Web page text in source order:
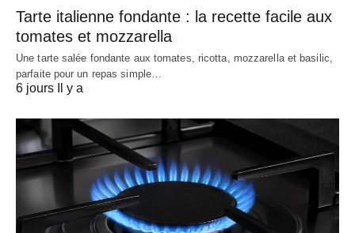
Tarte italienne fondante : la recette facile aux
tomates et mozzarella
Une tarte salée fondante aux tomates, ricotta, mozzarella et basilic,
parfaite pour un repas simple…
6 jours Il y a